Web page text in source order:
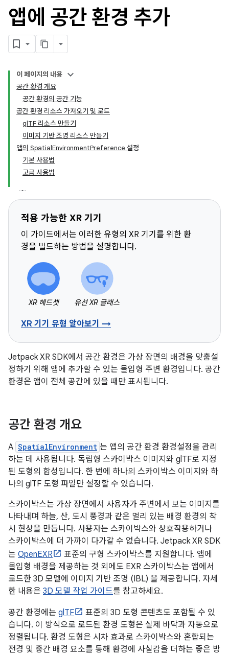
앱에 공간 환경 추가
이 페이지의 내용
공간 환경 개요
공간 환경의 공간 기능
공간 환경 리소스 가져오기 및 로드
glTF 리소스 만들기
이미지 기반 조명 리소스 만들기
앱의 SpatialEnvironmentPreference 설정
기본 사용법
고급 사용법
적용 가능한 XR 기기
이 가이드에서는 이러한 유형의 XR 기기를 위한 환
경을 빌드하는 방법을 설명합니다.
XR 헤드셋 유선 XR 글래스
XR 기기 유형 알아보기 →
Jetpack XR SDK에서 공간 환경은 가상 장면의 배경을 맞춤설
정하기 위해 앱에 추가할 수 있는 몰입형 주변 환경입니다. 공간
환경은 앱이 전체 공간에 있을 때만 표시됩니다.
공간 환경 개요
A SpatialEnvironment 는 앱의 공간 환경 환경설정을 관리
하는 데 사용됩니다. 독립형 스카이박스 이미지와 glTF로 지정
된 도형의 합성입니다. 한 번에 하나의 스카이박스 이미지와 하
나의 glTF 도형 파일만 설정할 수 있습니다.
스카이박스는 가상 장면에서 사용자가 주변에서 보는 이미지를
나타내며 하늘, 산, 도시 풍경과 같은 멀리 있는 배경 환경의 착
시 현상을 만듭니다. 사용자는 스카이박스와 상호작용하거나
스카이박스에 더 가까이 다가갈 수 없습니다. Jetpack XR SDK
는 OpenEXR
표준의 구형 스카이박스를 지원합니다. 앱에
몰입형 배경을 제공하는 것 외에도 EXR 스카이박스는 앱에서
로드한 3D 모델에 이미지 기반 조명 (IBL) 을 제공합니다. 자세
한 내용은 3D 모델 작업 가이드를 참고하세요.
공간 환경에는 glTF
표준의 3D 도형 콘텐츠도 포함될 수 있
습니다. 이 방식으로 로드된 환경 도형은 실제 바닥과 자동으로
정렬됩니다. 환경 도형은 시차 효과로 스카이박스와 혼합되는
전경 및 중간 배경 요소를 통해 환경에 사실감을 더하는 좋은 방